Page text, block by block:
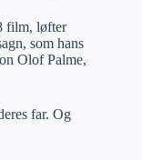
film, løfter
som hans
Olof Palme,
far. Og